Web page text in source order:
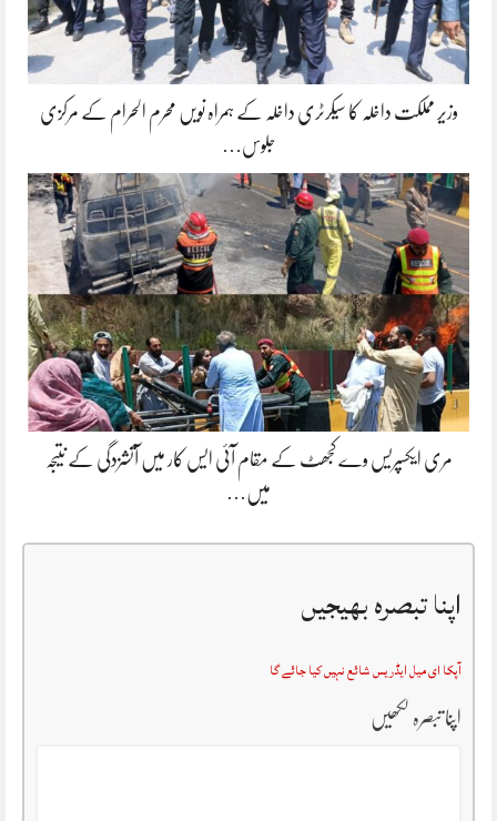
وزیر مملکت داخلہ کا سیکرٹری داخلہ کے ہمراہ نویں محرم الحرام کے مرکزی
جلوس…
مری ایکسپریس وے کجھٹ کے مقام آئی ایس کار میں آتشزدگی کے نتیجہ
میں…
اپنا تبصرہ بھیجیں
آپکا ای میل ایڈریس شائع نہیں کیا جائے گا
اپنا تبصرہ لکھیں